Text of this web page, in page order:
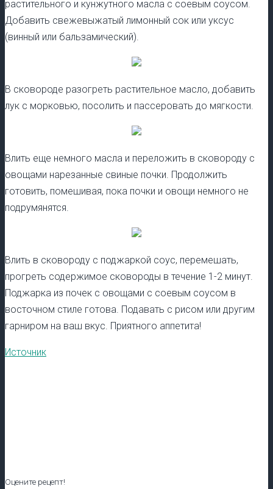
растительного и кунжутного масла с соевым соусом.
Добавить свежевыжатый лимонный сок или уксус
(винный или бальзамический).
В сковороде разогреть растительное масло, добавить
лук с морковью, посолить и пассеровать до мягкости.
Влить еще немного масла и переложить в сковороду с
овощами нарезанные свиные почки. Продолжить
готовить, помешивая, пока почки и овощи немного не
подрумянятся.
Влить в сковороду с поджаркой соус, перемешать,
прогреть содержимое сковороды в течение 1-2 минут.
Поджарка из почек с овощами с соевым соусом в
восточном стиле готова. Подавать с рисом или другим
гарниром на ваш вкус. Приятного аппетита!
Источник
Оцените рецепт!